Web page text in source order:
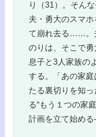
り（31）。そん
夫・勇大のスマ
て崩れ去る……。
のりは、そこで
息子と3人家族の
する。「あの家
たる裏切りを知
る“もう１つの家
計画を立て始める